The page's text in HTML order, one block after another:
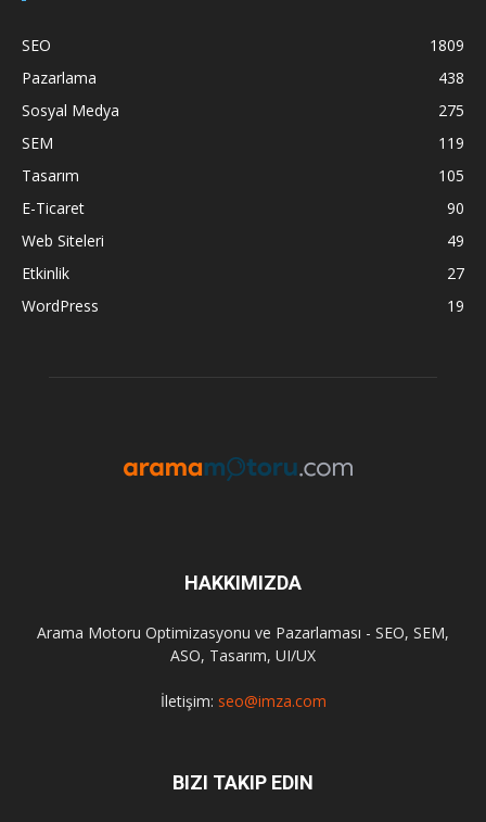
SEO
1809
Pazarlama
438
Sosyal Medya
275
SEM
119
Tasarım
105
E-Ticaret
90
Web Siteleri
49
Etkinlik
27
WordPress
19
HAKKIMIZDA
Arama Motoru Optimizasyonu ve Pazarlaması - SEO, SEM,
ASO, Tasarım, UI/UX
İletişim: seo@imza.com
BIZI TAKIP EDIN